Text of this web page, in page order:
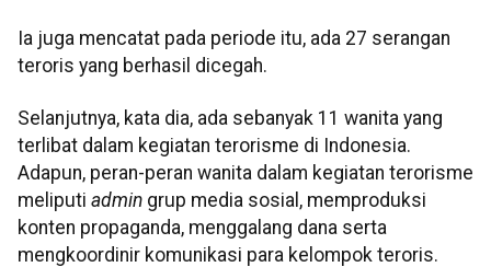
Ia juga mencatat pada periode itu, ada 27 serangan
teroris yang berhasil dicegah.
Selanjutnya, kata dia, ada sebanyak 11 wanita yang
terlibat dalam kegiatan terorisme di Indonesia.
Adapun, peran-peran wanita dalam kegiatan terorisme
meliputi admin grup media sosial, memproduksi
konten propaganda, menggalang dana serta
mengkoordinir komunikasi para kelompok teroris.